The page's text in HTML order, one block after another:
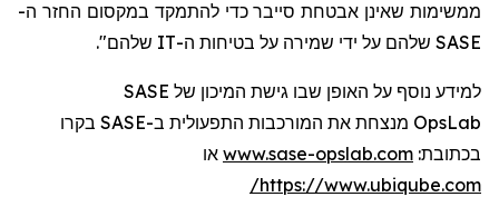
ממשימות שאינן אבטחת סייבר כדי להתמקד במקסום החזר ה-
SASE שלהם על ידי שמירה על בטיחות ה-IT שלהם".
למידע נוסף על האופן שבו גישת המיכון של SASE
OpsLab מנצחת את המורכבות התפעולית ב-SASE בקרו
בכתובת:
www.sase-opslab.com או
https://www.ubiqube.com/